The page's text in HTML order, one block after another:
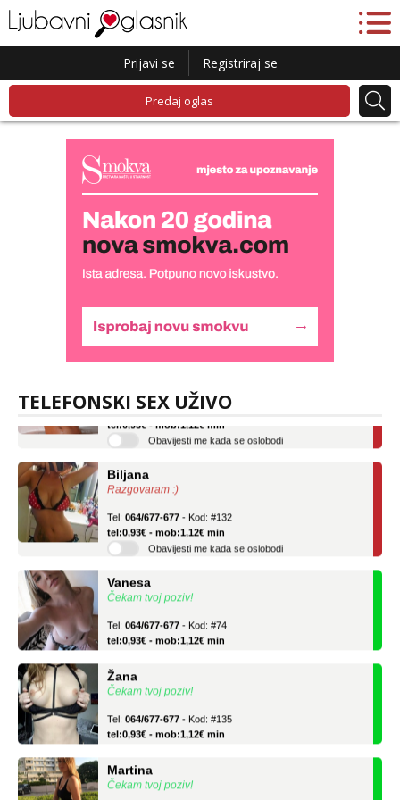
Prijavi se Registriraj se
Predaj oglas
TELEFONSKI SEX UŽIVO
Tel: 064/677-677
- Kod: #75
Obavijesti me kada se oslobodi
Biljana
Razgovaram :)
tel:0,93€ - mob:1,12€ min
Obavijesti me kada se oslobodi
Vanesa
Čekam tvoj poziv!
tel:0,93€ - mob:1,12€ min
Žana
Čekam tvoj poziv!
tel:0,93€ - mob:1,12€ min
Martina
Čekam tvoj poziv!